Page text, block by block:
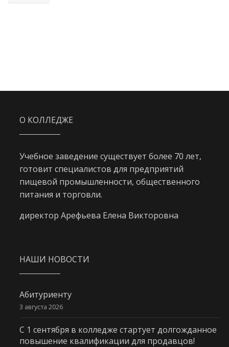
О КОЛЛЕДЖЕ
Учебное заведение существует более 70 лет,
готовит специалистов для предприятий
пищевой промышленности, общественного
питания и торговли.
директор Арефьева Елена Викторовна
НАШИ НОВОСТИ
Абитуриенту
3 августа 2026
С 1 сентября в колледже стартует долгожданное
повышение квалификации для продавцов!